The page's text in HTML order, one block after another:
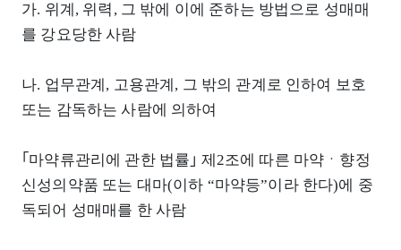
가. 위계, 위력, 그 밖에 이에 준하는 방법으로 성매매
를 강요당한 사람
나. 업무관계, 고용관계, 그 밖의 관계로 인하여 보호
또는 감독하는 사람에 의하여
｢마약류관리에 관한 법률｣ 제2조에 따른 마약ㆍ향정
신성의약품 또는 대마(이하 “마약등”이라 한다)에 중
독되어 성매매를 한 사람